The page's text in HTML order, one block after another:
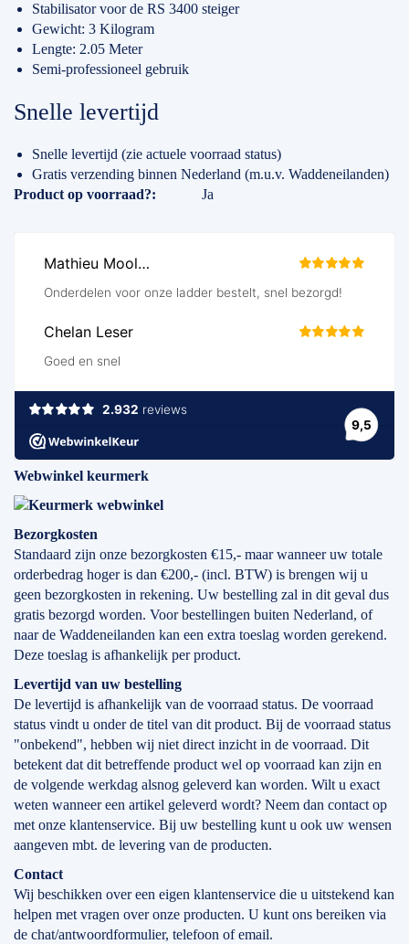
Stabilisator voor de RS 3400 steiger
Gewicht: 3 Kilogram
Lengte: 2.05 Meter
Semi-professioneel gebruik
Snelle levertijd
Snelle levertijd (zie actuele voorraad status)
Gratis verzending binnen Nederland (m.u.v. Waddeneilanden)
Specificaties
Product op voorraad? Ja
Webwinkel keurmerk
Bezorgkosten
Standaard zijn onze bezorgkosten €15,- maar wanneer uw totale
orderbedrag hoger is dan €200,- (incl. BTW) is brengen wij u
geen bezorgkosten in rekening. Uw bestelling zal in dit geval dus
gratis bezorgd worden. Voor bestellingen buiten Nederland, of
naar de Waddeneilanden kan een extra toeslag worden gerekend.
Deze toeslag is afhankelijk per product.
Levertijd van uw bestelling
De levertijd is afhankelijk van de voorraad status. De voorraad
status vindt u onder de titel van dit product. Bij de voorraad status
"onbekend", hebben wij niet direct inzicht in de voorraad. Dit
betekent dat dit betreffende product wel op voorraad kan zijn en
de volgende werkdag alsnog geleverd kan worden. Wilt u exact
weten wanneer een artikel geleverd wordt? Neem dan contact op
met onze klantenservice. Bij uw bestelling kunt u ook uw wensen
aangeven mbt. de levering van de producten.
Contact
Wij beschikken over een eigen klantenservice die u uitstekend kan
helpen met vragen over onze producten. U kunt ons bereiken via
de chat/antwoordformulier, telefoon of email.